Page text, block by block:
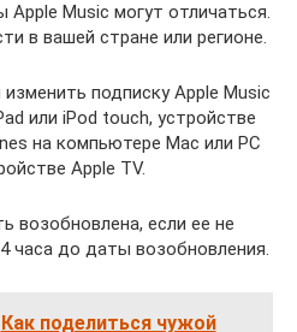
Music могут отличаться.
в вашей стране или регионе.
подписку Apple Music
или iPod touch, устройстве
на компьютере Mac или PC
Apple TV.
возобновлена, если ее не
часа до даты возобновления.
Как поделиться чужой